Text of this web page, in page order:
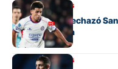
Mercado de pases
La oferta que rechazó
club de España
Mercado de pases